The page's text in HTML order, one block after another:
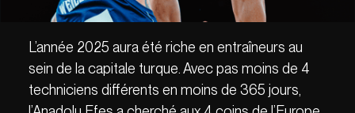
L’année 2025 aura été riche en entraîneurs au
sein de la capitale turque. Avec pas moins de 4
techniciens différents en moins de 365 jours,